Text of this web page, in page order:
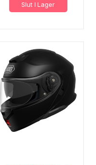
Slut I Lager